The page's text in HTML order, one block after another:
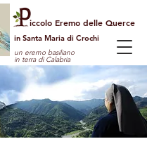
iccolo Eremo delle Querce
in Santa Maria di Crochi
un eremo basiliano
in terra di Calabria